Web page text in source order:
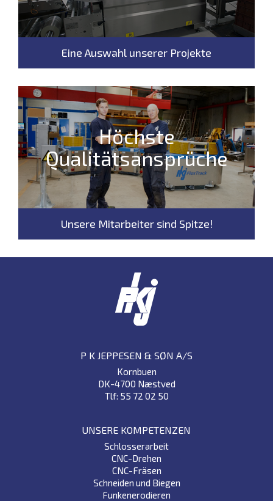
Eine Auswahl unserer Projekte
Höchste
Qualitätsansprüche
Unsere Mitarbeiter sind Spitze!
P K JEPPESEN & SØN A/S
Kornbuen
DK-4700 Næstved
Tlf: 55 72 02 50
UNSERE KOMPETENZEN
Schlosserarbeit
CNC-Drehen
CNC-Fräsen
Schneiden und Biegen
Funkenerodieren